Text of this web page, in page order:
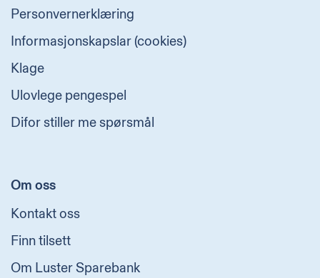
Personvernerklæring
Informasjonskapslar (cookies)
Klage
Ulovlege pengespel
Difor stiller me spørsmål
Om oss
Kontakt oss
Finn tilsett
Om Luster Sparebank